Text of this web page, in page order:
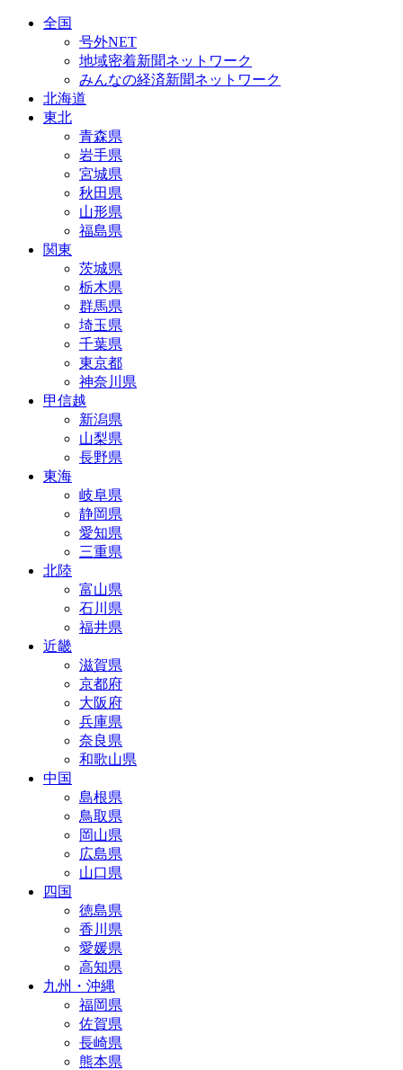
全国
号外NET
地域密着新聞ネットワーク
みんなの経済新聞ネットワーク
北海道
東北
青森県
岩手県
宮城県
秋田県
山形県
福島県
関東
茨城県
栃木県
群馬県
埼玉県
千葉県
東京都
神奈川県
甲信越
新潟県
山梨県
長野県
東海
岐阜県
静岡県
愛知県
三重県
北陸
富山県
石川県
福井県
近畿
滋賀県
京都府
大阪府
兵庫県
奈良県
和歌山県
中国
島根県
鳥取県
岡山県
広島県
山口県
四国
徳島県
香川県
愛媛県
高知県
九州・沖縄
福岡県
佐賀県
長崎県
熊本県